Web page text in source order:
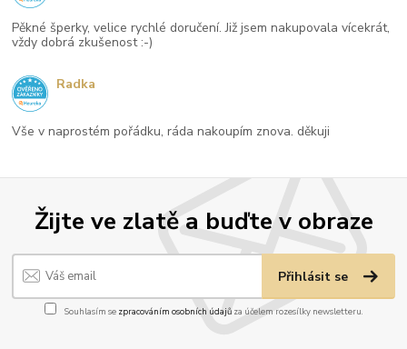
Žijte ve zlatě a buďte v obraze
Přihlásit se
Souhlasím se zpracováním osobních údajůza účelem rozesílky newsletteru.
Pěkné šperky, velice rychlé doručení. Již jsem nakupovala vícekrát,
vždy dobrá zkušenost :-)
Vše v naprostém pořádku, ráda nakoupím znova. děkuji
Radka